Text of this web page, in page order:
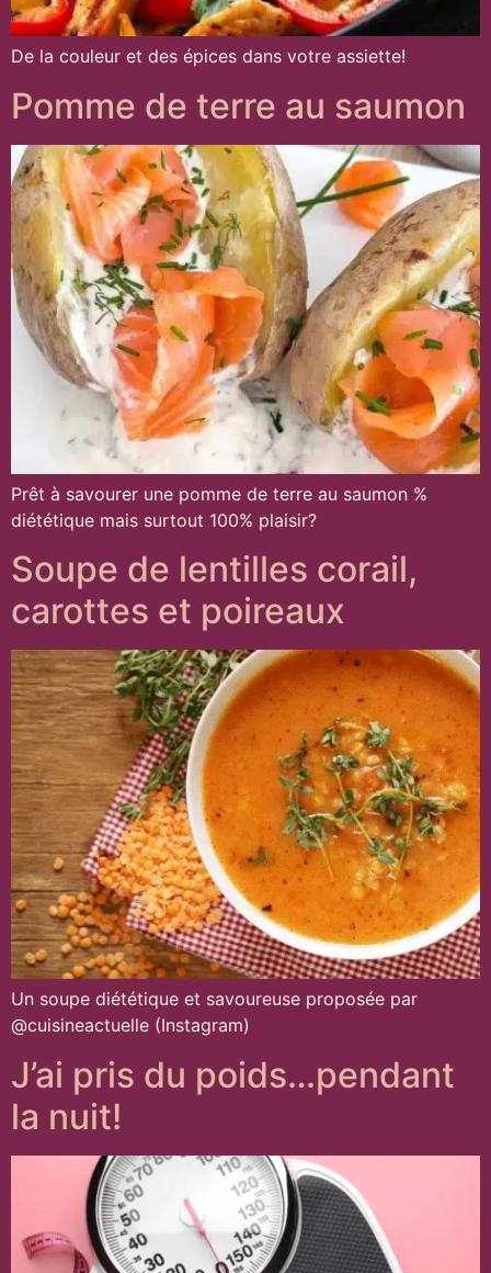
De la couleur et des épices dans votre assiette!
Pomme de terre au saumon
Prêt à savourer une pomme de terre au saumon %
diététique mais surtout 100% plaisir?
Soupe de lentilles corail,
carottes et poireaux
Un soupe diététique et savoureuse proposée par
@cuisineactuelle (Instagram)
J’ai pris du poids…pendant
la nuit!